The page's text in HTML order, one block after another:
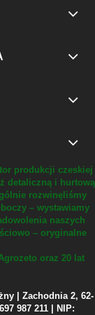
produkcji czeskiej
detaliczną i hurtową
rozwinęliśmy
– wystawiamy
naszych
– oryginalne
oraz 20 lat
| Zachodnia 2, 62-
987 211 | NIP: